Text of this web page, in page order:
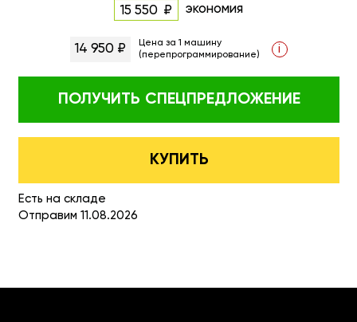
15 550 экономия
14 950 ₽
Цена за 1 машину
(перепрограммирование)
i
ПОЛУЧИТЬ СПЕЦПРЕДЛОЖЕНИЕ
КУПИТЬ
Есть на складе
Отправим 11.08.2026